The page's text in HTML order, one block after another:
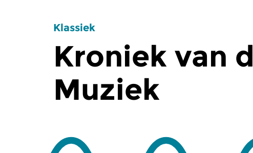
Klassiek
Kroniek van
Muziek